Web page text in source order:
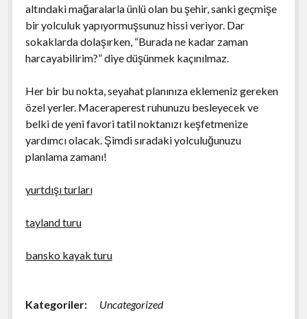
altındaki mağaralarla ünlü olan bu şehir, sanki geçmişe
bir yolculuk yapıyormuşsunuz hissi veriyor. Dar
sokaklarda dolaşırken, “Burada ne kadar zaman
harcayabilirim?” diye düşünmek kaçınılmaz.
Her bir bu nokta, seyahat planınıza eklemeniz gereken
özel yerler. Maceraperest ruhunuzu besleyecek ve
belki de yeni favori tatil noktanızı keşfetmenize
yardımcı olacak. Şimdi sıradaki yolculuğunuzu
planlama zamanı!
yurtdışı turları
tayland turu
bansko kayak turu
Kategoriler: Uncategorized